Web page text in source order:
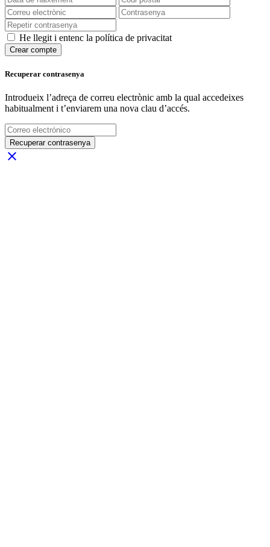
He llegit i entenc la política de privacitat
Crear compte
Recuperar contrasenya
Introdueix l’adreça de correu electrònic amb la qual accedeixes
habitualment i t’enviarem una nova clau d’accés.
Recuperar contrasenya
close